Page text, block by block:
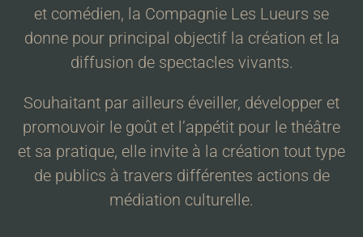
et comédien, la Compagnie Les Lueurs se
donne pour principal objectif la création et la
diffusion de spectacles vivants.
Souhaitant par ailleurs éveiller, développer et
promouvoir le goût et l’appétit pour le théâtre
et sa pratique, elle invite à la création tout type
de publics à travers différentes actions de
médiation culturelle.